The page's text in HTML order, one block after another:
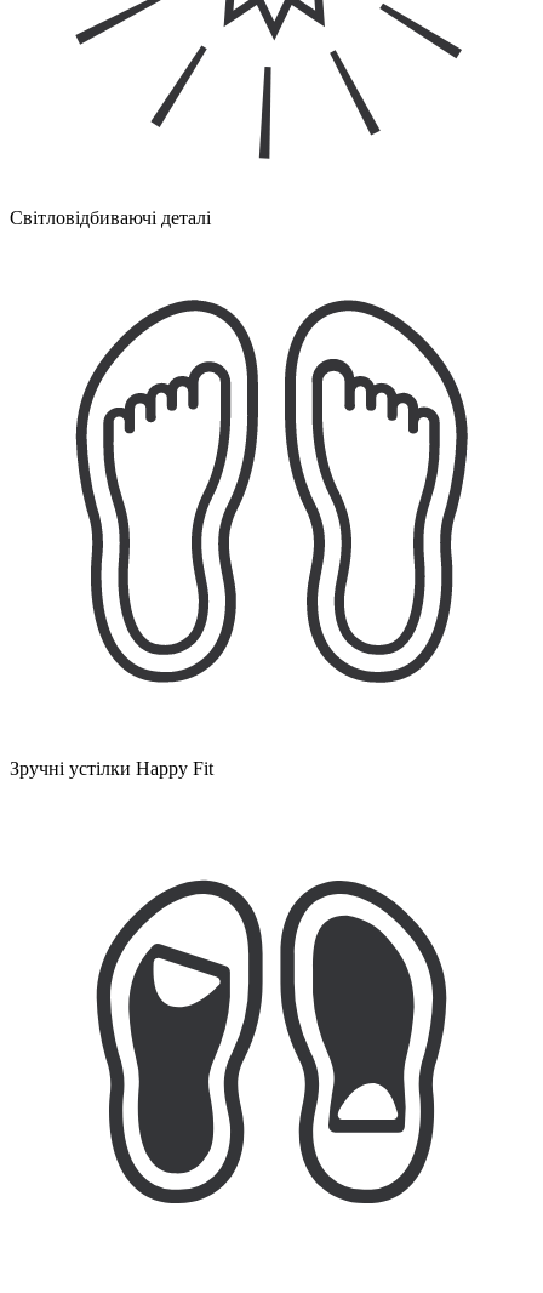
Світловідбиваючі деталі
Зручні устілки Happy Fit